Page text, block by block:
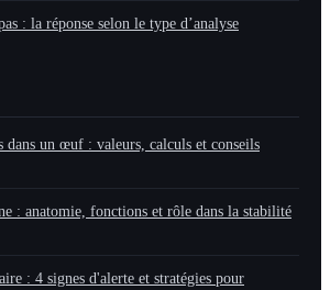
: la réponse selon le type d’analyse
dans un œuf : valeurs, calculs et conseils
: anatomie, fonctions et rôle dans la stabilité
: 4 signes d'alerte et stratégies pour